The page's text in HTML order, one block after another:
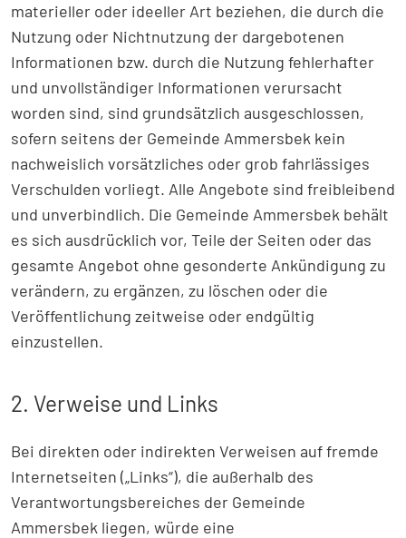
materieller oder ideeller Art beziehen, die durch die
Nutzung oder Nichtnutzung der dargebotenen
Informationen bzw. durch die Nutzung fehlerhafter
und unvollständiger Informationen verursacht
worden sind, sind grundsätzlich ausgeschlossen,
sofern seitens der Gemeinde Ammersbek kein
nachweislich vorsätzliches oder grob fahrlässiges
Verschulden vorliegt. Alle Angebote sind freibleibend
und unverbindlich. Die Gemeinde Ammersbek behält
es sich ausdrücklich vor, Teile der Seiten oder das
gesamte Angebot ohne gesonderte Ankündigung zu
verändern, zu ergänzen, zu löschen oder die
Veröffentlichung zeitweise oder endgültig
einzustellen.
2. Verweise und Links
Bei direkten oder indirekten Verweisen auf fremde
Internetseiten („Links“), die außerhalb des
Verantwortungsbereiches der Gemeinde
Ammersbek liegen, würde eine